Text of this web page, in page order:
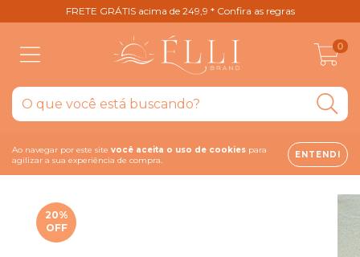
FRETE GRÁTIS acima de 249,9 * Confira as regras
0
Ao navegar por este site você aceita o uso de cookies para
agilizar a sua experiência de compra.
ENTENDI
20%
OFF